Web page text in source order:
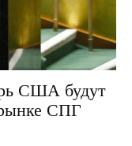
США будут
СПГ